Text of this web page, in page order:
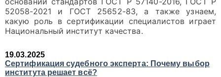
52058-2021 и ГОСТ 25652-83, а также узнаем,
какую роль в сертификации специалистов играет
Национальный институт качества.
19.03.2025
Сертификация судебного эксперта: Почему выбор
института решает всё?